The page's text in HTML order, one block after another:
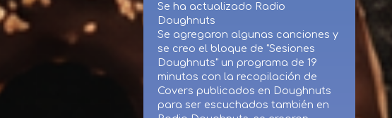
Se ha actualizado Radio
Doughnuts
Se agregaron algunas canciones y
se creo el bloque de "Sesiones
Doughnuts" un programa de 19
minutos con la recopilación de
Covers publicados en Doughnuts
para ser escuchados también en